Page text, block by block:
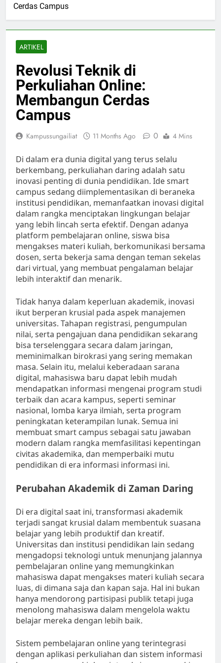
Cerdas Campus
ARTIKEL
Revolusi Teknik di
Perkuliahan Online:
Membangun Cerdas
Campus
Kampussungailiat 11 Months Ago 0 4 Mins
Di dalam era dunia digital yang terus selalu
berkembang, perkuliahan daring adalah satu
inovasi penting di dunia pendidikan. Ide smart
campus sedang diimplementasikan di beraneka
institusi pendidikan, memanfaatkan inovasi digital
dalam rangka menciptakan lingkungan belajar
yang lebih lincah serta efektif. Dengan adanya
platform pembelajaran online, siswa bisa
mengakses materi kuliah, berkomunikasi bersama
dosen, serta bekerja sama dengan teman sekelas
dari virtual, yang membuat pengalaman belajar
lebih interaktif dan menarik.
Tidak hanya dalam keperluan akademik, inovasi
ikut berperan krusial pada aspek manajemen
universitas. Tahapan registrasi, pengumpulan
nilai, serta pengajuan dana pendidikan sekarang
bisa terselenggara secara dalam jaringan,
meminimalkan birokrasi yang sering memakan
masa. Selain itu, melalui keberadaan sarana
digital, mahasiswa baru dapat lebih mudah
mendapatkan informasi mengenai program studi
terbaik dan acara kampus, seperti seminar
nasional, lomba karya ilmiah, serta program
peningkatan keterampilan lunak. Semua ini
membuat smart campus sebagai satu jawaban
modern dalam rangka memfasilitasi kepentingan
civitas akademika, dan memperbaiki mutu
pendidikan di era informasi informasi ini.
Perubahan Akademik di Zaman Daring
Di era digital saat ini, transformasi akademik
terjadi sangat krusial dalam membentuk suasana
belajar yang lebih produktif dan kreatif.
Universitas dan institusi pendidikan lain sedang
mengadopsi teknologi untuk menunjang jalannya
pembelajaran online yang memungkinkan
mahasiswa dapat mengakses materi kuliah secara
luas, di dimana saja dan kapan saja. Hal ini bukan
hanya mendorong partisipasi publik tetapi juga
menolong mahasiswa dalam mengelola waktu
belajar mereka dengan lebih baik.
Sistem pembelajaran online yang terintegrasi
dengan aplikasi perkuliahan dan sistem informasi